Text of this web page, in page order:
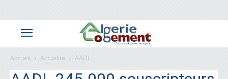
Accueil Actualite AADL